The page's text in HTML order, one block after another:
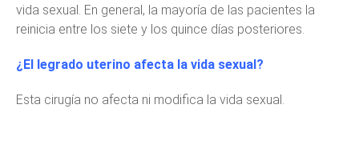
vida sexual. En general, la mayoría de las pacientes la
reinicia entre los siete y los quince días posteriores.
¿El legrado uterino afecta la vida sexual?
Esta cirugía no afecta ni modifica la vida sexual.